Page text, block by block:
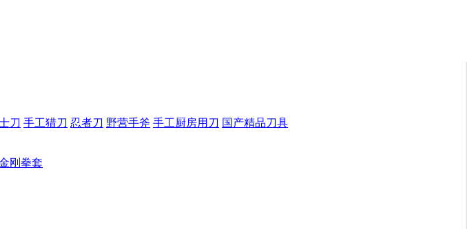
刀 手工猎刀 忍者刀 野营手斧 手工厨房用刀 国产精品刀具
刚拳套